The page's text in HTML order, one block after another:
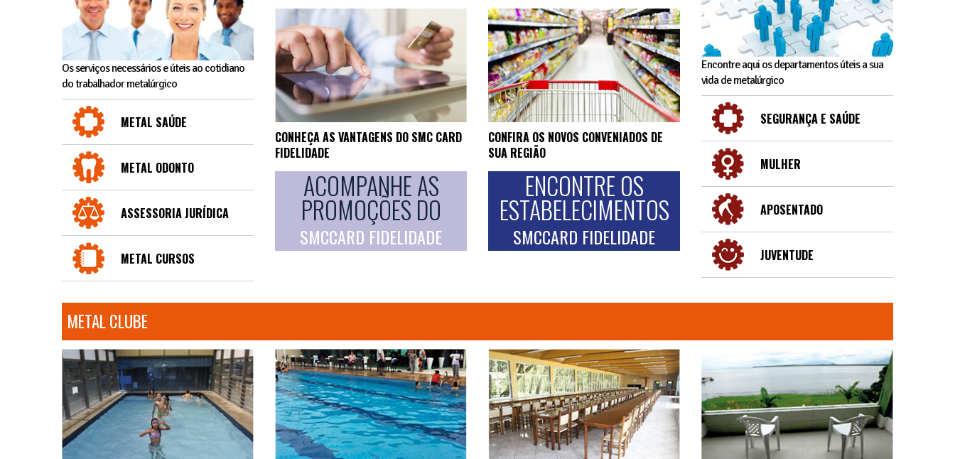
Os serviços necessários e úteis ao cotidiano
do trabalhador metalúrgico
METAL SAÚDE
METAL ODONTO
ASSESSORIA JURÍDICA
METAL CURSOS
CONHEÇA AS VANTAGENS DO SMC CARD
FIDELIDADE
ACOMPANHE AS
PROMOÇÕES DO
SMCCARD FIDELIDADE
CONFIRA OS NOVOS CONVENIADOS DE
SUA REGIÃO
ENCONTRE OS
ESTABELECIMENTOS
SMCCARD FIDELIDADE
Encontre aqui os departamentos úteis a sua
vida de metalúrgico
SEGURANÇA E SAÚDE
MULHER
APOSENTADO
JUVENTUDE
METAL CLUBE